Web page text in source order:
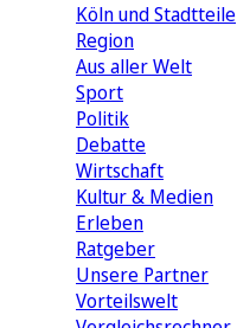
Köln und Stadtteile
Region
Aus aller Welt
Sport
Politik
Debatte
Wirtschaft
Kultur & Medien
Erleben
Ratgeber
Unsere Partner
Vorteilswelt